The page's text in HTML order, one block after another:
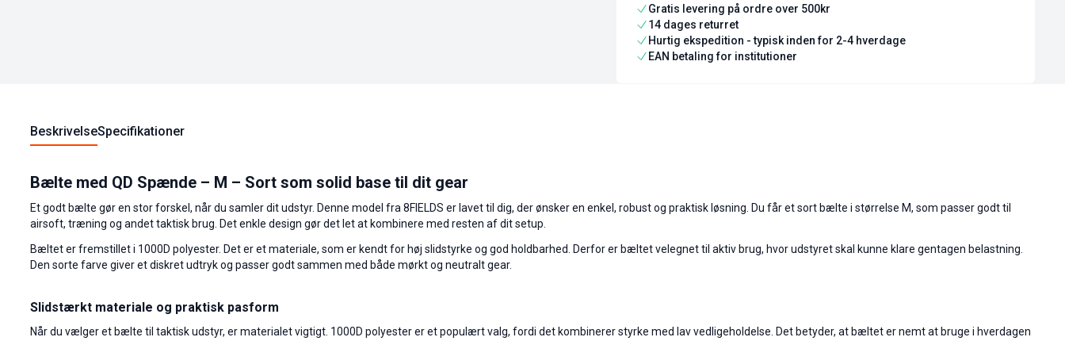
Gratis levering på ordre over 500kr
14 dages returret
Hurtig ekspedition - typisk inden for 2-4 hverdage
EAN betaling for institutioner
BeskrivelseSpecifikationer
Bælte med QD Spænde – M – Sort som solid base til dit gear
Et godt bælte gør en stor forskel, når du samler dit udstyr. Denne model fra 8FIELDS er lavet til dig, der ønsker en enkel, robust og praktisk løsning. Du får et sort bælte i størrelse M, som passer godt til
airsoft, træning og andet taktisk brug. Det enkle design gør det let at kombinere med resten af dit setup.
Bæltet er fremstillet i 1000D polyester. Det er et materiale, som er kendt for høj slidstyrke og god holdbarhed. Derfor er bæltet velegnet til aktiv brug, hvor udstyret skal kunne klare gentagen belastning.
Den sorte farve giver et diskret udtryk og passer godt sammen med både mørkt og neutralt gear.
Slidstærkt materiale og praktisk pasform
Når du vælger et bælte til taktisk udstyr, er materialet vigtigt. 1000D polyester er et populært valg, fordi det kombinerer styrke med lav vedligeholdelse. Det betyder, at bæltet er nemt at bruge i hverdagen